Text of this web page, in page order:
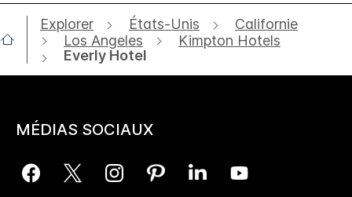
Explorer États-Unis
Californie
Los Angeles
Kimpton Hotels
Everly Hotel
MÉDIAS SOCIAUX